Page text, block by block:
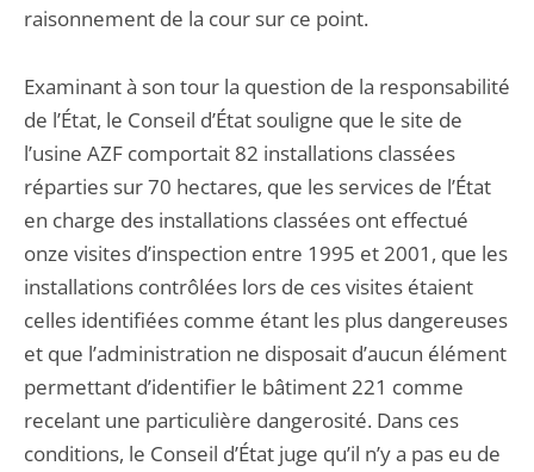
raisonnement de la cour sur ce point.
Examinant à son tour la question de la responsabilité
de l’État, le Conseil d’État souligne que le site de
l’usine AZF comportait 82 installations classées
réparties sur 70 hectares, que les services de l’État
en charge des installations classées ont effectué
onze visites d’inspection entre 1995 et 2001, que les
installations contrôlées lors de ces visites étaient
celles identifiées comme étant les plus dangereuses
et que l’administration ne disposait d’aucun élément
permettant d’identifier le bâtiment 221 comme
recelant une particulière dangerosité. Dans ces
conditions, le Conseil d’État juge qu’il n’y a pas eu de